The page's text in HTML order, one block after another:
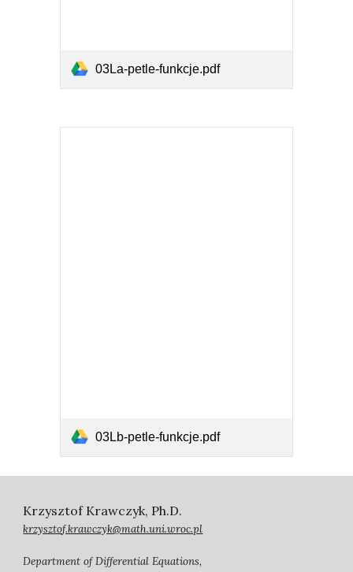
03La-petle-funkcje.pdf
03Lb-petle-funkcje.pdf
Krzysztof Krawczyk, Ph.D.
krzysztof.krawczyk@math.uni.wroc.pl
Department of Differential Equations,